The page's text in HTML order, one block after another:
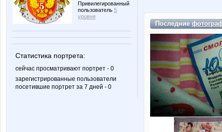
Привилегированный
пользователь 5
уровня
Статистика портрета:
сейчас просматривают портрет - 0
зарегистрированные пользователи
посетившие портрет за 7 дней - 0
Последние